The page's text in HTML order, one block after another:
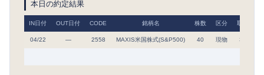
本日の約定結果
IN日付 OUT日付 CODE 銘柄名 株数 区分 取得単価
04/22 ― 2558 MAXIS米国株式(S&P500) 40 現物 32,560